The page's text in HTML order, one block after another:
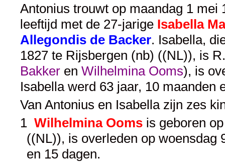
Antonius trouwt op maandag 1
leeftijd met de 27-jarige Isabella
Allegondis de Backer. Isabella,
1827 te Rijsbergen (nb) ((NL)), is
Bakker en Wilhelmina Ooms), is
Isabella werd 63 jaar, 10 maanden
Van Antonius en Isabella zijn zes
1 Wilhelmina Ooms is geboren
((NL)), is overleden op woensdag
en 15 dagen.